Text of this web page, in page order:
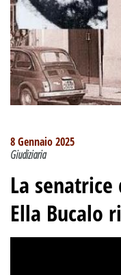
8 Gennaio 2025
Giudiziaria
La
Ella Bucalo